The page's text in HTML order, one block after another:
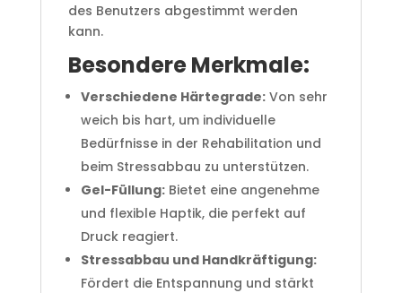
des Benutzers abgestimmt werden
kann.
Besondere Merkmale:
Verschiedene Härtegrade:Von sehr
weich bis hart, um individuelle
Bedürfnisse in der Rehabilitation und
beim Stressabbau zu unterstützen.
Gel-Füllung:Bietet eine angenehme
und flexible Haptik, die perfekt auf
Druck reagiert.
Stressabbau und Handkräftigung:
Fördert die Entspannung und stärkt